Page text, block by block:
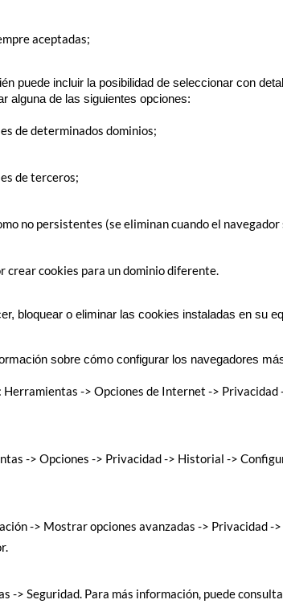
aceptadas;
puede incluir la posibilidad de seleccionar con
alguna de las siguientes opciones:
de determinados dominios;
de terceros;
no persistentes (se eliminan cuando el navegador
crear cookies para un dominio diferente.
bloquear o eliminar las cookies instaladas en su
sobre cómo configurar los navegadores
-> Opciones de Internet ->
-> Opciones -> Privacidad -> Historial ->
-> Mostrar opciones avanzadas -> Privacidad
-> Seguridad. Para más información, puede